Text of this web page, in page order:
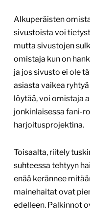
Alkuperäisten
sivustoista voi
mutta sivustojen
omistaja kun on
ja jos sivusto ei ole
asiasta vaikea
löytää, voi omistaja
jonkinlaisessa fani-
harjoitusprojektina.
Toisaalta, riitely
suhteessa tehtyyn
enää kerännee
mainehaitat ovat
edelleen. Palkinnot